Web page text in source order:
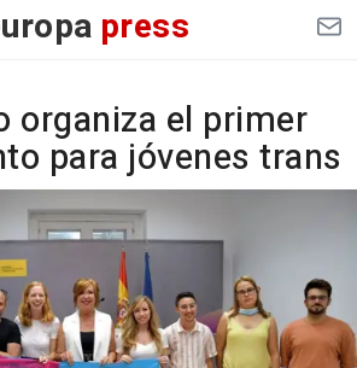
press
organiza el primer
para jóvenes trans